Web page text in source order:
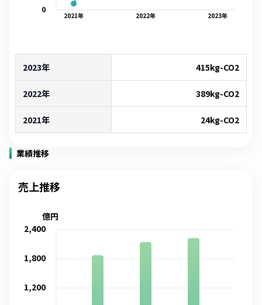
2021年 2022年 2023年
0
2023年 415kg-CO2
2022年 389kg-CO2
2021年 24kg-CO2
業績推移
売上推移
1,200
1,800
2,400
億円